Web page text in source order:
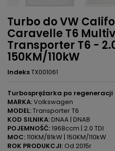
Turbo do VW
Caravelle T6
Transporter T6 -
150KM/110kW
IndeksTX001061
Turbosprężarka po regeneracji
MARKA:Volkswagen
MODEL:Transporter T6
KOD SILNIKA:DNAA | DNAB
POJEMNOŚĆ:1968ccm | 2.0 TDI
MOC:110KM/81kW | 150KM/110kW
ROK PRODUKCJI: Od 2015r